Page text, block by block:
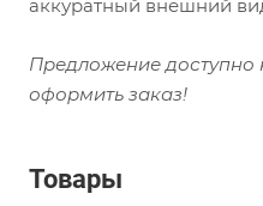
аккуратный внешний
Предложение доступно
оформить заказ!
Товары